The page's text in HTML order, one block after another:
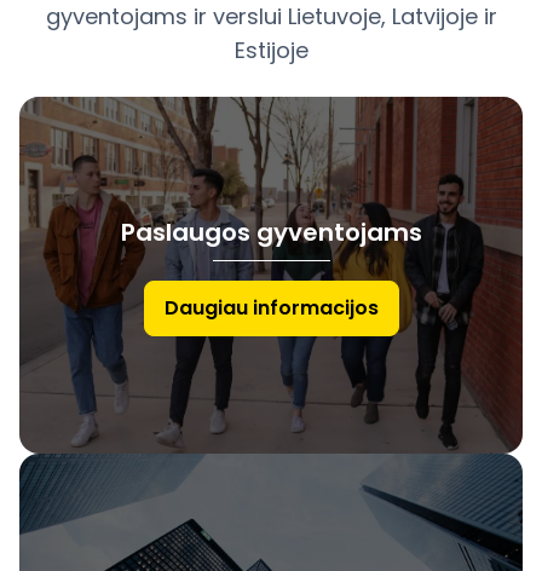
gyventojams ir verslui Lietuvoje, Latvijoje ir
Estijoje
Paslaugos gyventojams
Daugiau informacijos